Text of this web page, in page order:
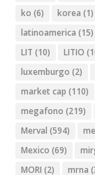
ko (6) korea (1)
latinoamerica (15)
LIT (10) LITIO
luxemburgo (2)
market cap (110)
megafono (219)
Merval (594)
Mexico (69)
MORI (2) mrna